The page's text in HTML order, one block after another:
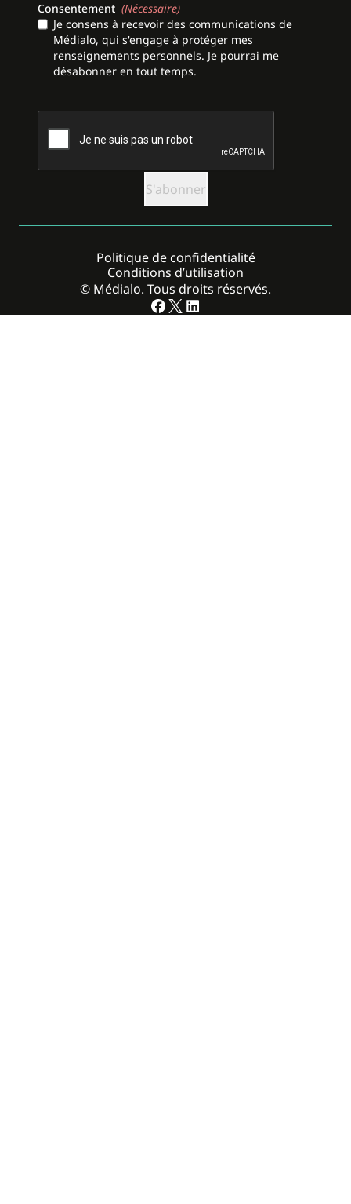
Consentement (Nécessaire)
Je consens à recevoir des communications de
Médialo, qui s'engage à protéger mes
renseignements personnels. Je pourrai me
désabonner en tout temps.
© Médialo. Tous droits réservés.
Politique de confidentialité
Conditions d’utilisation